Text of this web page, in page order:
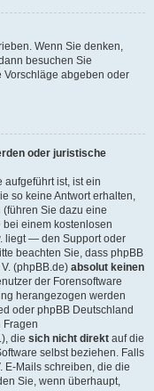
Wenn Sie denken,
besuchen Sie
Vorschläge abgeben oder
oder juristische
aufgeführt ist, ist ein
so keine Antwort erhalten,
Sie dazu eine
einem kostenlosen
liegt — den Support oder
beachten Sie, dass phpBB
(phpBB.de) absolut keinen
der Forensoftware
herangezogen werden
oder phpBB Deutschland
Fragen
die sich nicht direkt auf die
selbst beziehen. Falls
E-Mails schreiben, die die
Sie, wenn überhaupt,